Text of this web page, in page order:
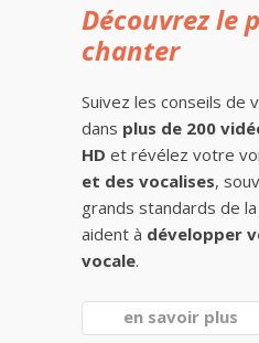
Découvrez le
chanter
Suivez les conseils de
dans plus de 200
HD et révélez votre
et des vocalises,
grands standards de
aident à développer
vocale.
en savoir plus